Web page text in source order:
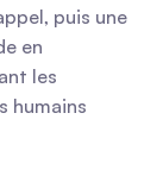
puis une
en
les
humains